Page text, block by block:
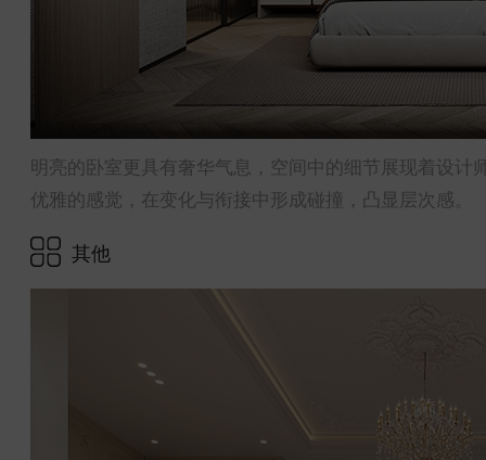
明亮的卧室更具有奢华气息，空间中的细节展现着设
优雅的感觉，在变化与衔接中形成碰撞，凸显层次感。
其他